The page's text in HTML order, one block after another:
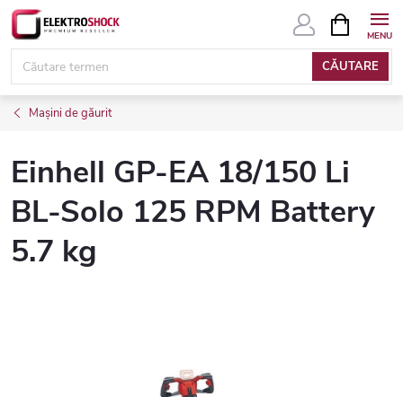
Treci
conținut
CĂUTARE
COŞ
DE
Mașini de găurit
Einhell GP-EA 18/150 Li
BL-Solo 125 RPM Battery
5.7 kg